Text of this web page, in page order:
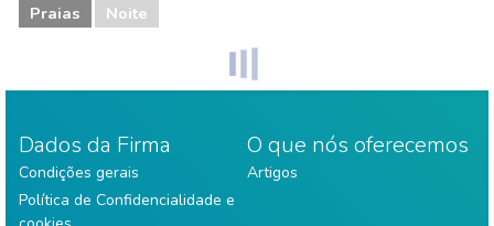
Praias Noite
Dados da Firma
Condições gerais
Política de Confidencialidade e
O que nós oferecemos
Artigos